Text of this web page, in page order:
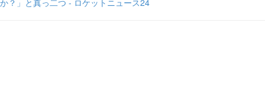
か？」と真っ二つ - ロケットニュース24